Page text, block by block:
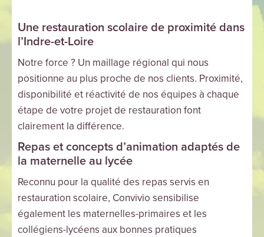
Une restauration scolaire de proximité dans
l’Indre-et-Loire
Notre force ? Un maillage régional qui nous
positionne au plus proche de nos clients. Proximité,
disponibilité et réactivité de nos équipes à chaque
étape de votre projet de restauration font
clairement la différence.
Repas et concepts d’animation adaptés de
la maternelle au lycée
Reconnu pour la qualité des repas servis en
restauration scolaire, Convivio sensibilise
également les maternelles-primaires et les
collégiens-lycéens aux bonnes pratiques